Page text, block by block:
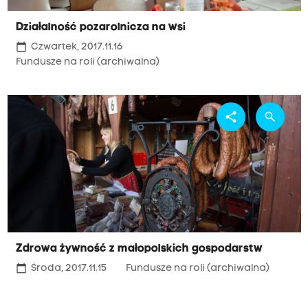
Działalność pozarolnicza na wsi
calendar_today Czwartek, 2017.11.16
Fundusze na roli (archiwalna)
Zdrowa żywność z małopolskich gospodarstw
calendar_today Środa, 2017.11.15 Fundusze na roli (archiwalna)
share search